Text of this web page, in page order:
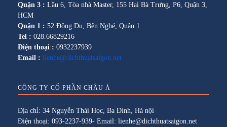
Quận 3 : Lầu 6, Tòa nhà Master, 155 Hai Bà Trưng, P6, Quận 3,
HCM
Quận 1 : 52 Đông Du, Bến Nghé, Quận 1
Tel : 028.66829216
Điện thoại : 0932237939
Email : lienhe@dichthuatsaigon.net
CÔNG TY CỔ PHẦN CHÂU Á
Địa chỉ: 34 Nguyễn Thái Học, Ba Đình, Hà nội
Điện thoại: 093-2237-939- Email: lienhe@dichthuatsaigon.net